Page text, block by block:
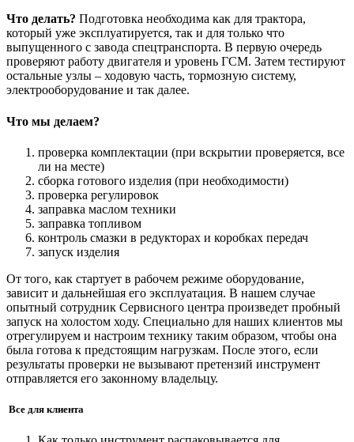
Что делать? Подготовка необходима как для трактора,
который уже эксплуатируется, так и для только что
выпущенного с завода спецтранспорта. В первую очередь
проверяют работу двигателя и уровень ГСМ. Затем тестируют
остальные узлы – ходовую часть, тормозную систему,
электрооборудование и так далее.
Что мы делаем?
проверка комплектации (при вскрытии проверяется, все
ли на месте)
сборка готового изделия (при необходимости)
проверка регулировок
заправка маслом техники
заправка топливом
контроль смазки в редукторах и коробках передач
запуск изделия
От того, как стартует в рабочем режиме оборудование,
зависит и дальнейшая его эксплуатация. В нашем случае
опытный сотрудник Сервисного центра произведет пробный
запуск на холостом ходу. Специально для наших клиентов мы
отрегулируем и настроим технику таким образом, чтобы она
была готова к предстоящим нагрузкам. После этого, если
результаты проверки не вызывают претензий инструмент
отправляется его законному владельцу.
Все для клиента